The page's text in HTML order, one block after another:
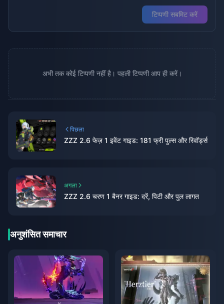
टिप्पणी सबमिट करें
अभी तक कोई टिप्पणी नहीं है। पहली टिप्पणी आप ही करें।
पिछला
ZZZ 2.6 फेज़ 1 इवेंट गाइड: 181 फ्री पुल्स और रिवॉर्ड्स
अगला
ZZZ 2.6 चरण 1 बैनर गाइड: दरें, पिटी और पुल लागत
अनुशंसित समाचार